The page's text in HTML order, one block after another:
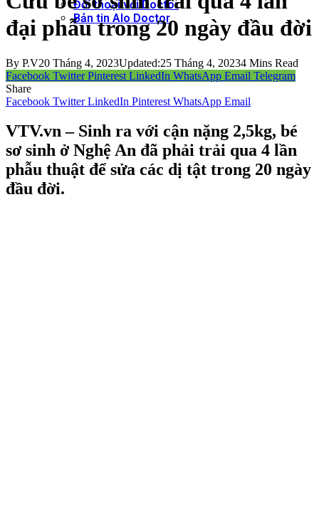
Đối thoại với Doctor
Bản tin Alo Doctor
đại phẫu trong 20 ngày đầu đời
By P.V20 Tháng 4, 2023Updated:25 Tháng 4, 20234 Mins Read
Facebook Twitter Pinterest LinkedIn WhatsApp Email Telegram
Share
Facebook Twitter LinkedIn Pinterest WhatsApp Email
VTV.vn – Sinh ra với cận nặng 2,5kg, bé
sơ sinh ở Nghệ An đã phải trải qua 4 lần
phẫu thuật để sửa các dị tật trong 20 ngày
đầu đời.